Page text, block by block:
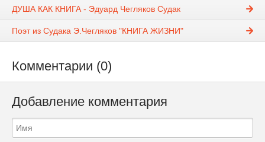
ДУША КАК КНИГА - Эдуард Чегляков Судак
Поэт из Судака Э.Чегляков "КНИГА ЖИЗНИ"
Комментарии (0)
Добавление комментария